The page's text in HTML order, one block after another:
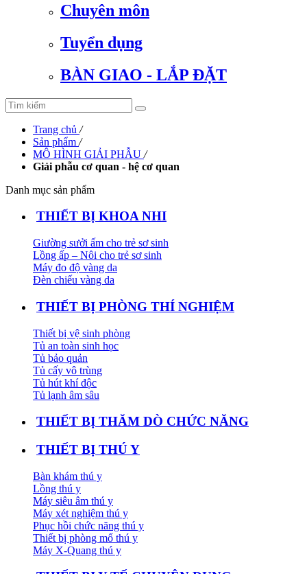
Chuyên môn
Tuyển dụng
BÀN GIAO - LẮP ĐẶT
Trang chủ /
Sản phẩm /
MÔ HÌNH GIẢI PHẪU /
Giải phẫu cơ quan - hệ cơ quan
Danh mục sản phẩm
THIẾT BỊ KHOA NHI
Giường sưởi ấm cho trẻ sơ sinh
Lồng ấp – Nôi cho trẻ sơ sinh
Máy đo độ vàng da
Đèn chiếu vàng da
THIẾT BỊ PHÒNG THÍ NGHIỆM
Thiết bị vệ sinh phòng
Tủ an toàn sinh học
Tủ bảo quản
Tủ cấy vô trùng
Tủ hút khí độc
Tủ lạnh âm sâu
THIẾT BỊ THĂM DÒ CHỨC NĂNG
THIẾT BỊ THÚ Y
Bàn khám thú y
Lồng thú y
Máy siêu âm thú y
Máy xét nghiệm thú y
Phục hồi chức năng thú y
Thiết bị phòng mổ thú y
Máy X-Quang thú y